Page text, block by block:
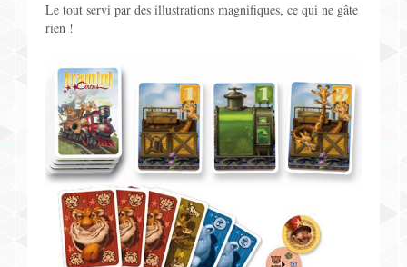
Le tout servi par des illustrations magnifiques, ce qui ne gâte
rien !